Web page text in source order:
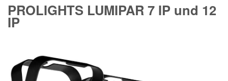
PROLIGHTS LUMIPAR 7 IP und 12
IP